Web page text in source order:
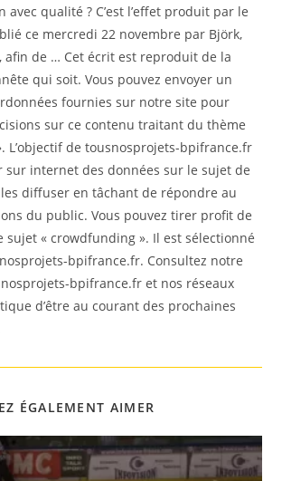
qualité ? C’est l’effet produit par le
ce mercredi 22 novembre par Björk,
afin de … Cet écrit est reproduit de la
qui soit. Vous pouvez envoyer un
fournies sur notre site pour
sur ce contenu traitant du thème
L’objectif de tousnosprojets-bpifrance.fr
sur internet des données sur le sujet de
diffuser en tâchant de répondre au
du public. Vous pouvez tirer profit de
sujet « crowdfunding ». Il est sélectionné
bpifrance.fr. Consultez notre
bpifrance.fr et nos réseaux
d’être au courant des prochaines
ÉGALEMENT AIMER